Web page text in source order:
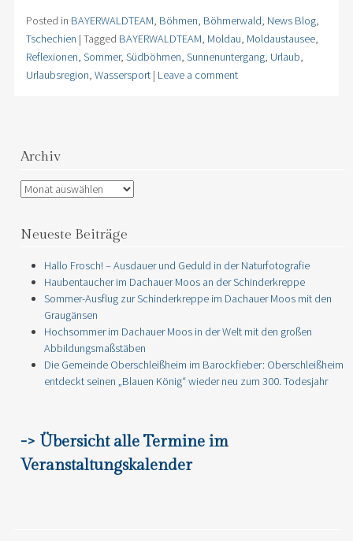
Posted in BAYERWALDTEAM, Böhmen, Böhmerwald, News Blog,
Tschechien | Tagged BAYERWALDTEAM, Moldau, Moldaustausee,
Reflexionen, Sommer, Südböhmen, Sunnenuntergang, Urlaub,
Urlaubsregion, Wassersport | Leave a comment
Archiv
Archiv
Neueste Beiträge
Hallo Frosch! – Ausdauer und Geduld in der Naturfotografie
Haubentaucher im Dachauer Moos an der Schinderkreppe
Sommer-Ausflug zur Schinderkreppe im Dachauer Moos mit den
Graugänsen
Hochsommer im Dachauer Moos in der Welt mit den großen
Abbildungsmaßstäben
Die Gemeinde Oberschleißheim im Barockfieber: Oberschleißheim
entdeckt seinen „Blauen König“ wieder neu zum 300. Todesjahr
-> Übersicht alle Termine im
Veranstaltungskalender